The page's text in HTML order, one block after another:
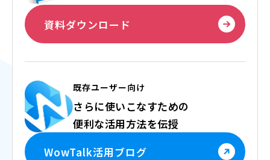
資料ダウンロード
既存ユーザー向け
さらに使いこなすための
便利な活用方法を伝授
WowTalk活用ブログ